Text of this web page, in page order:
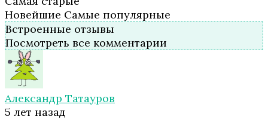
Новейшие Самые популярные
Встроенные отзывы
Посмотреть все комментарии
Александр Татауров
5 лет назад